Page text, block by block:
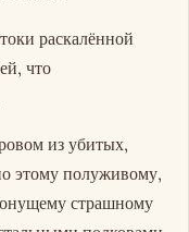
раскалённой
что
из убитых,
этому полуживому,
страшному